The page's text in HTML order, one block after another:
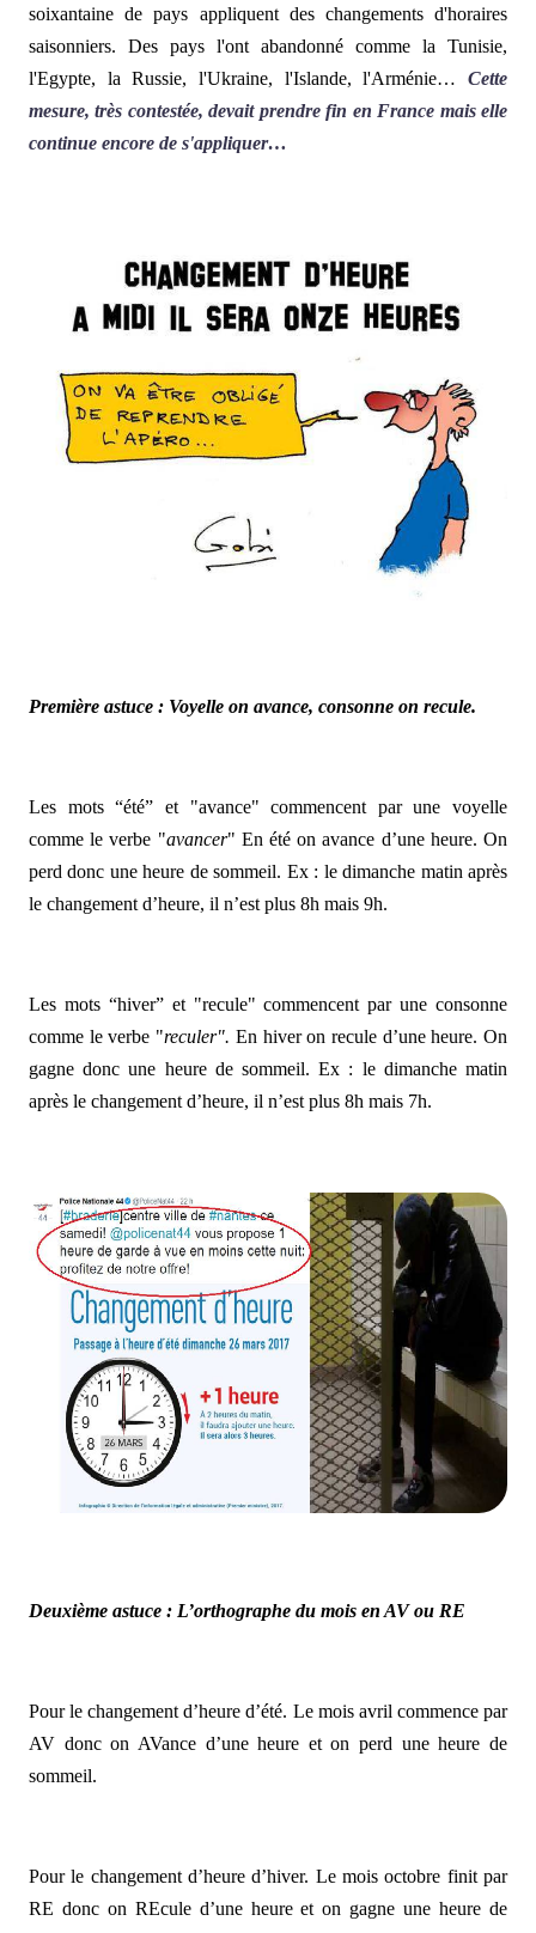
soixantaine de pays appliquent des changements d'horaires
saisonniers. Des pays l'ont abandonné comme la Tunisie,
l'Egypte, la Russie, l'Ukraine, l'Islande, l'Arménie… Cette
mesure, très contestée, devait prendre fin en France mais elle
continue encore de s'appliquer…
Première astuce : Voyelle on avance, consonne on recule.
Les mots “été” et "avance" commencent par une voyelle
comme le verbe "avancer" En été on avance d’une heure. On
perd donc une heure de sommeil. Ex : le dimanche matin après
le changement d’heure, il n’est plus 8h mais 9h.
Les mots “hiver” et "recule" commencent par une consonne
comme le verbe "reculer". En hiver on recule d’une heure. On
gagne donc une heure de sommeil. Ex : le dimanche matin
après le changement d’heure, il n’est plus 8h mais 7h.
Deuxième astuce : L’orthographe du mois en AV ou RE
Pour le changement d’heure d’été. Le mois avril commence par
AV donc on AVance d’une heure et on perd une heure de
sommeil.
Pour le changement d’heure d’hiver. Le mois octobre finit par
RE donc on REcule d’une heure et on gagne une heure de